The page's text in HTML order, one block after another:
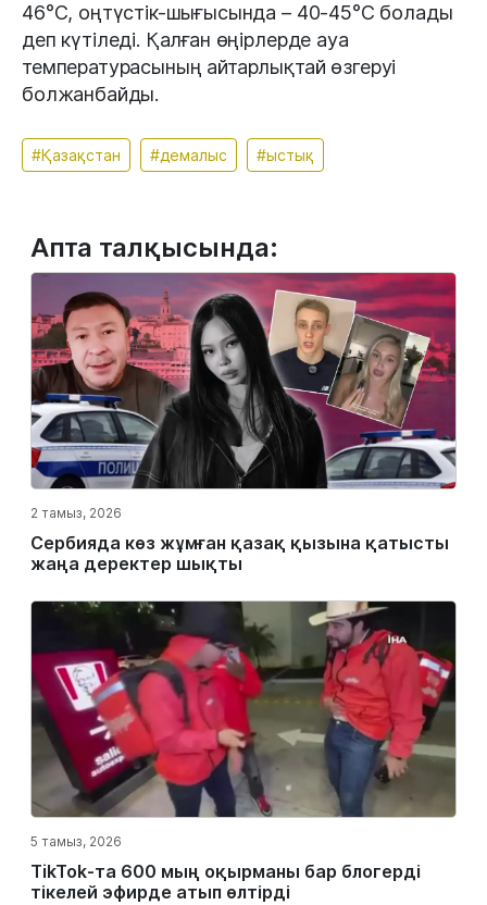
46°С, оңтүстік-шығысында – 40-45°С болады
деп күтіледі. Қалған өңірлерде ауа
температурасының айтарлықтай өзгеруі
болжанбайды.
#Қазақстан #демалыс #ыстық
Апта талқысында:
2 тамыз, 2026
Сербияда көз жұмған қазақ қызына қатысты
жаңа деректер шықты
5 тамыз, 2026
TikTok-та 600 мың оқырманы бар блогерді
тікелей эфирде атып өлтірді